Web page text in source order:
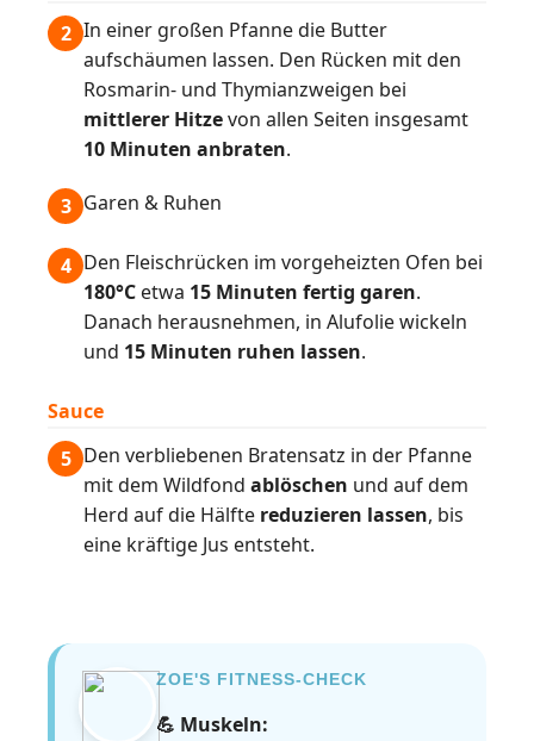
2 In einer großen Pfanne die Butter
aufschäumen lassen. Den Rücken mit den
Rosmarin- und Thymianzweigen bei
mittlerer Hitzevon allen Seiten insgesamt
10 Minuten anbraten.
3 Garen & Ruhen
4 Den Fleischrücken im vorgeheizten Ofen bei
180°C etwa 15 Minuten fertig garen.
Danach herausnehmen, in Alufolie wickeln
und 15 Minuten ruhen lassen.
Sauce
5 Den verbliebenen Bratensatz in der Pfanne
mit dem Wildfond ablöschen und auf dem
Herd auf die Hälfte reduzieren lassen, bis
eine kräftige Jus entsteht.
ZOE'S FITNESS-CHECK
💪 Muskeln: